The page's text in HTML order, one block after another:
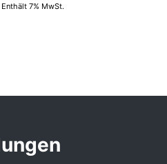
Enthält 7% MwSt.